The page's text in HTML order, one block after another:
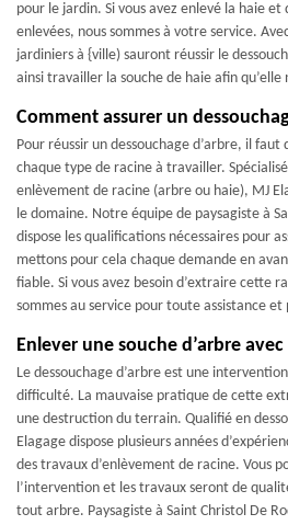
pour le jardin. Si vous avez enlevé la haie
enlevées, nous sommes à votre service.
jardiniers à {ville) sauront réussir le
ainsi travailler la souche de haie afin qu’elle
Comment assurer un
Pour réussir un dessouchage d’arbre, il faut
chaque type de racine à travailler.
enlèvement de racine (arbre ou haie), MJ
le domaine. Notre équipe de paysagiste à
dispose les qualifications nécessaires pour
mettons pour cela chaque demande en
fiable. Si vous avez besoin d’extraire cette
sommes au service pour toute assistance
Enlever une souche d’arbre avec
Le dessouchage d’arbre est une
difficulté. La mauvaise pratique de cette
une destruction du terrain. Qualifié en
Elagage dispose plusieurs années
des travaux d’enlèvement de racine. Vous
l’intervention et les travaux seront de
tout arbre. Paysagiste à Saint Christol De